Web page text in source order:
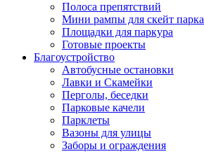
Полоса препятствий
Мини рампы для скейт парка
Площадки для паркура
Готовые проекты
Благоустройство
Автобусные остановки
Лавки и Скамейки
Перголы, беседки
Парковые качели
Парклеты
Вазоны для улицы
Заборы и ограждения